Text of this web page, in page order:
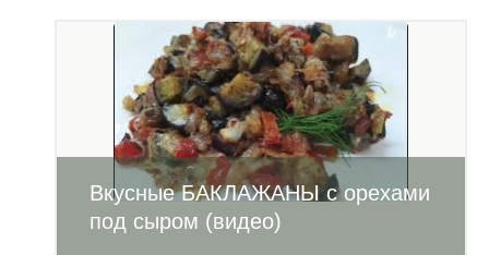
Вкусные БАКЛАЖАНЫ с орехами
под сыром (видео)